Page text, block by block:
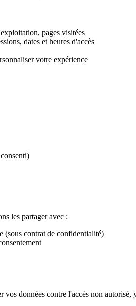
pages visitées
dates et heures d'accès
votre expérience
les partager avec :
(sous contrat de confidentialité)
données contre l'accès non